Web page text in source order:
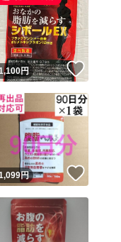
ね！
円
ね！
円